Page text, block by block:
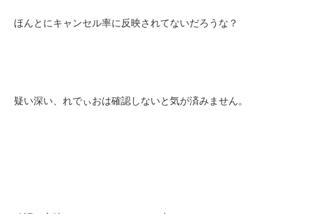
ほんとにキャンセル率に反映されてないだろうな？
疑い深い、れでぃおは確認しないと気が済みません。